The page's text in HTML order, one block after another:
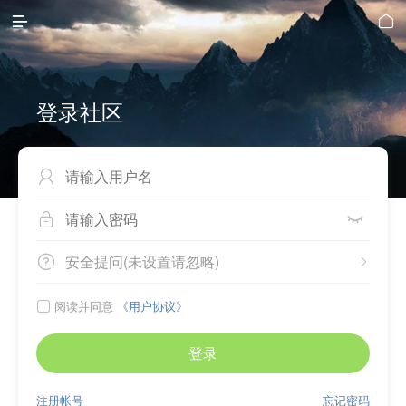
 
登录社区

 
 
安全提问(未设置请忽略)
 阅读并同意 《用户协议》
登录
忘记密码
注册帐号